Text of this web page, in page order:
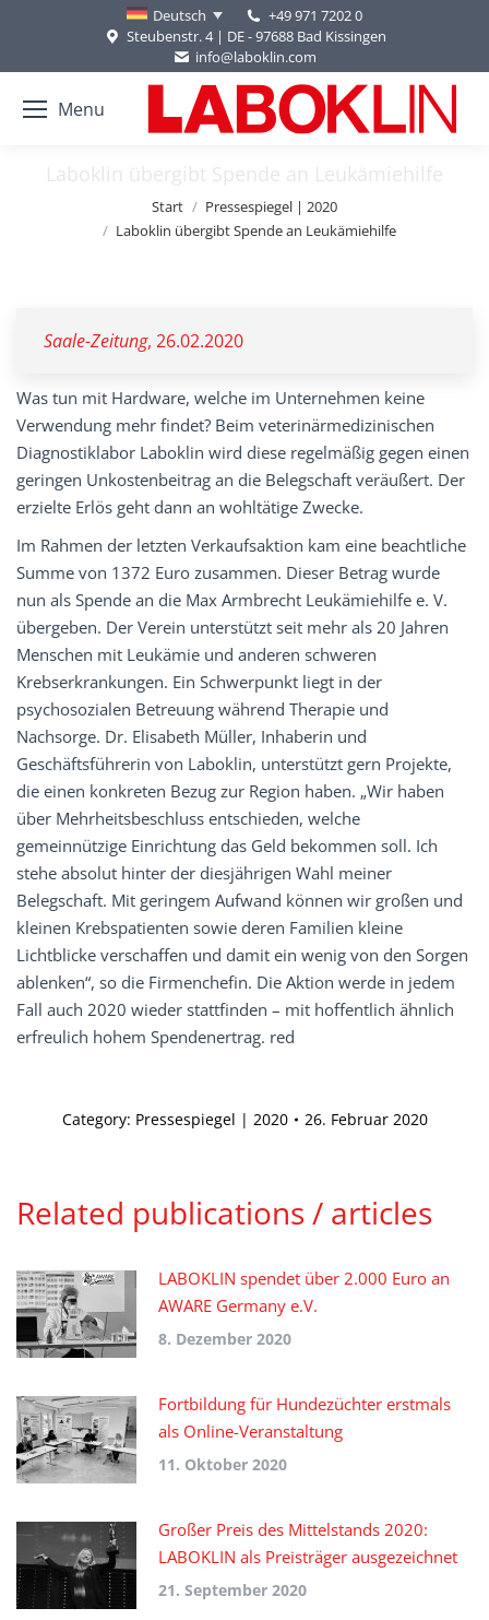
Deutsch
+49 971 7202 0
Steubenstr. 4 | DE - 97688 Bad Kissingen
info@laboklin.com
Menu
Laboklin übergibt Spende an Leukämiehilfe
Sie befinden sich hier:
Start
Pressespiegel | 2020
Laboklin übergibt Spende an Leukämiehilfe
Saale-Zeitung, 26.02.2020
Was tun mit Hardware, welche im Unternehmen keine
Verwendung mehr findet? Beim veterinärmedizinischen
Diagnostiklabor Laboklin wird diese regelmäßig gegen einen
geringen Unkostenbeitrag an die Belegschaft veräußert. Der
erzielte Erlös geht dann an wohltätige Zwecke.
Im Rahmen der letzten Verkaufsaktion kam eine beachtliche
Summe von 1372 Euro zusammen. Dieser Betrag wurde
nun als Spende an die Max Armbrecht Leukämiehilfe e. V.
übergeben. Der Verein unterstützt seit mehr als 20 Jahren
Menschen mit Leukämie und anderen schweren
Krebserkrankungen. Ein Schwerpunkt liegt in der
psychosozialen Betreuung während Therapie und
Nachsorge. Dr. Elisabeth Müller, Inhaberin und
Geschäftsführerin von Laboklin, unterstützt gern Projekte,
die einen konkreten Bezug zur Region haben. „Wir haben
über Mehrheitsbeschluss entschieden, welche
gemeinnützige Einrichtung das Geld bekommen soll. Ich
stehe absolut hinter der diesjährigen Wahl meiner
Belegschaft. Mit geringem Aufwand können wir großen und
kleinen Krebspatienten sowie deren Familien kleine
Lichtblicke verschaffen und damit ein wenig von den Sorgen
ablenken“, so die Firmenchefin. Die Aktion werde in jedem
Fall auch 2020 wieder stattfinden – mit hoffentlich ähnlich
erfreulich hohem Spendenertrag. red
Category: Pressespiegel | 2020 26. Februar 2020
Related publications / articles
LABOKLIN spendet über 2.000 Euro an
AWARE Germany e.V.
8. Dezember 2020
Fortbildung für Hundezüchter erstmals
als Online-Veranstaltung
11. Oktober 2020
Großer Preis des Mittelstands 2020:
LABOKLIN als Preisträger ausgezeichnet
21. September 2020